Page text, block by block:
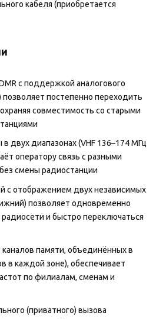
кабеля (приобретается
с поддержкой аналогового
позволяет постепенно переходить
совместимость со старыми
двух диапазонах (VHF 136–174 МГц
оператору связь с разными
смены радиостанции
с отображением двух независимых
позволяет одновременно
и быстро переключаться
памяти, объединённых в
в каждой зоне), обеспечивает
по филиалам, сменам и
(приватного) вызова